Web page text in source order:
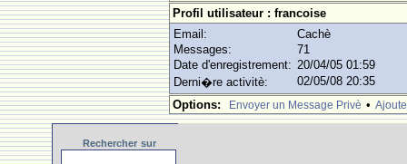
Profil utilisateur : francoise
Email:
Cachè
Messages:
71
Date d'enregistrement: 20/04/05 01:59
Derni�re activitè:
02/05/08 20:35
Options:
Envoyer un Message Privè •
Rechercher sur